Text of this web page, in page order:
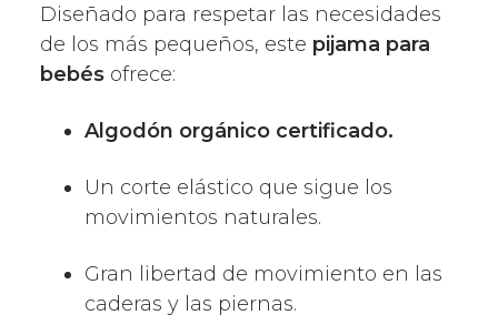
Diseñado para respetar las necesidades
de los más pequeños, este pijama para
bebés ofrece:
Algodón orgánico certificado.
Un corte elástico que sigue los
movimientos naturales.
Gran libertad de movimiento en las
caderas y las piernas.